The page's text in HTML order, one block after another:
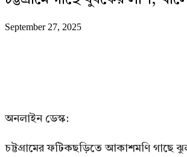
September 27, 2025
অনলাইন ডেস্ক:
চট্টগ্রামের ফটিকছড়িতে আকাশমণি গাছে